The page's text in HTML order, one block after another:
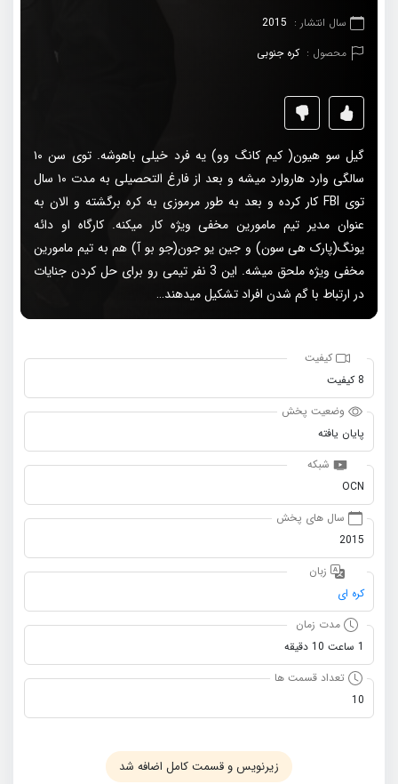
سال انتشار : 2015
محصول : کره جنوبی
گیل سو هیون( کیم کانگ وو) یه فرد خیلی باهوشه. توی سن ۱۰
سالگی وارد هاروارد میشه و بعد از فارغ التحصیلی به مدت ۱۰ سال
توی FBI کار کرده و بعد به طور مرموزی به کره برگشته و الان به
عنوان مدیر تیم مامورین مخفی ویژه کار میکنه. کارگاه او دائه
یونگ(پارک هی سون) و جین یو جون(جو بو آ) هم به تیم مامورین
مخفی ویژه ملحق میشه. این 3 نفر تیمی رو برای حل کردن جنایات
در ارتباط با گم شدن افراد تشکیل میدهند…
کیفیت
8 کیفیت
وضعیت پخش
پایان یافته
شبکه
OCN
سال های پخش
2015
زبان
کره ای
مدت زمان
1 ساعت 10 دقیقه
تعداد قسمت ها
10
زیرنویس و قسمت کامل اضافه شد